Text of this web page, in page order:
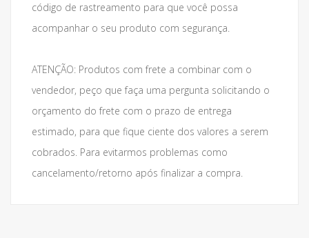
código de rastreamento para que você possa
acompanhar o seu produto com segurança.
ATENÇÃO: Produtos com frete a combinar com o
vendedor, peço que faça uma pergunta solicitando o
orçamento do frete com o prazo de entrega
estimado, para que fique ciente dos valores a serem
cobrados. Para evitarmos problemas como
cancelamento/retorno após finalizar a compra.